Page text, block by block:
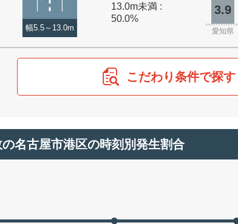
幅5.5～13.0m
13.0m未満 :
50.0%
3.9
愛知県
こだわり条件で探す
名古屋市港区の時刻別発生割合